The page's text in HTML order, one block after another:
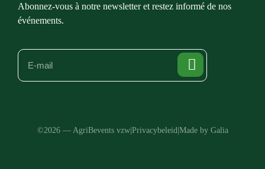
Abonnez-vous à notre newsletter et restez informé de nos
événements.
©2026 — AgriBevents vzw| Privacybeleid Made by Galia